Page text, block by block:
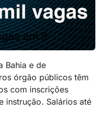
em 9
Bahia e de
órgão públicos têm
com inscrições
instrução. Salários até